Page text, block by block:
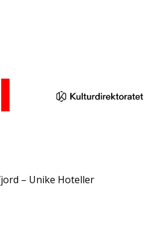
– Unike Hoteller